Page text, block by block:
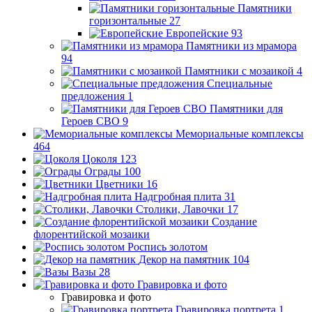
Памятники
горизонтальные 27
Европейские 93
Памятники из мрамора
94
Памятники с мозаикой 4
Специальные
предложения 1
Памятники для
Героев СВО 9
Мемориальные комплексы
464
Цоколя 123
Ограды 100
Цветники 16
Надгробная плита 31
Столики, Лавочки 17
Создание
флорентийской мозаики
Роспись золотом
Декор на памятник 104
Вазы 28
Гравировка и фото
Гравировка и фото
Гравировка портрета 1